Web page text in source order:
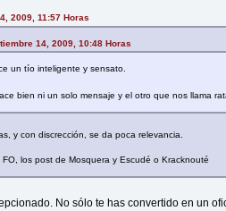
2009, 11:57 Horas
14, 2009, 10:48 Horas
un tío inteligente y sensato.
bien ni un solo mensaje y el otro que nos llama
y con discrección, se da poca relevancia.
los post de Mosquera y Escudé o Kracknouté
No sólo te has convertido en un